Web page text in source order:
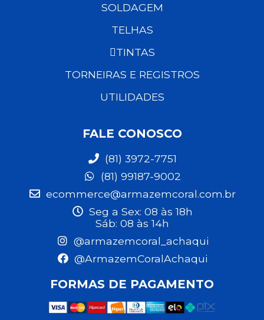
SOLDAGEM
TELHAS
TINTAS
TORNEIRAS E REGISTROS
UTILIDADES
FALE CONOSCO
(81) 3972-7751
(81) 99187-9002
ecommerce@armazemcoral.com.br
Seg a Sex: 08 às 18h
Sáb: 08 às 14h
@armazemcoral_achaqui
@ArmazemCoralAchaqui
FORMAS DE PAGAMENTO